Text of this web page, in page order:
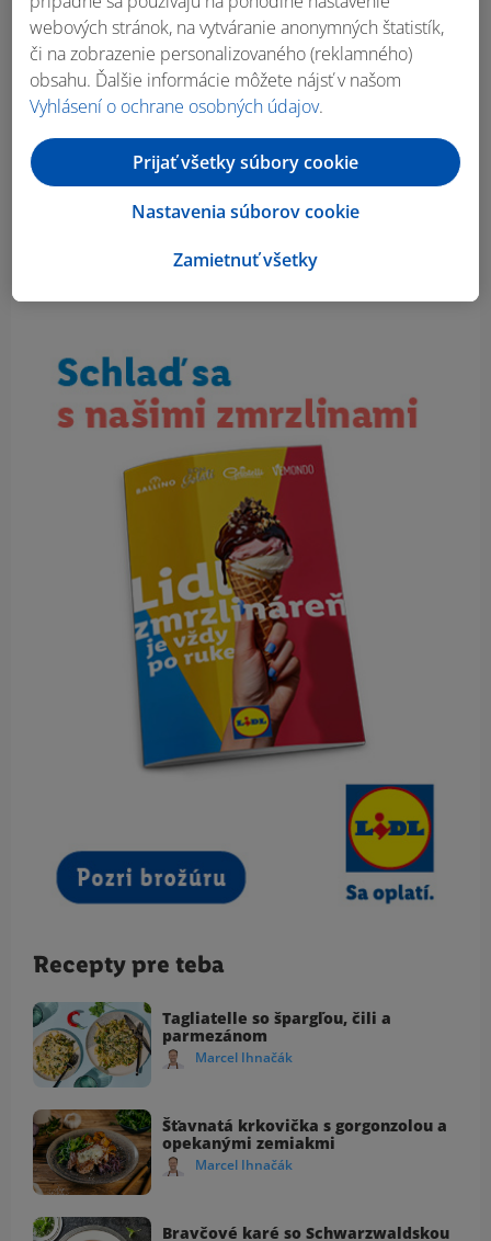
Recepty pre teba
Tagliatelle so špargľou, čili a
parmezánom
Marcel Ihnačák
Šťavnatá krkovička s gorgonzolou a
opekanými zemiakmi
Marcel Ihnačák
Bravčové karé so Schwarzwaldskou
webových stránok, na vytváranie anonymných štatistík,
či na zobrazenie personalizovaného (reklamného)
obsahu. Ďalšie informácie môžete nájsť v našom
Vyhlásení o ochrane osobných údajov.
Zamietnuť všetky
Nastavenia súborov cookie
Prijať všetky súbory cookie